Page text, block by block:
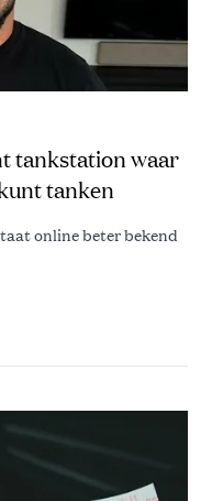
tankstation waar
tanken
online beter bekend